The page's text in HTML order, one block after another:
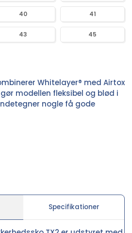
40 41
43 45
Whitelayer® med Airtox
modellen fleksibel og blød i
nogle få gode
Specifikationer